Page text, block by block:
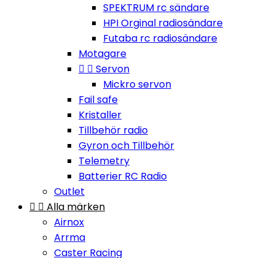
SPEKTRUM rc sändare
HPI Orginal radiosändare
Futaba rc radiosändare
Motagare
  Servon
Mickro servon
Fail safe
Kristaller
Tillbehör radio
Gyron och Tillbehör
Telemetry
Batterier RC Radio
Outlet
  Alla märken
Airnox
Arrma
Caster Racing